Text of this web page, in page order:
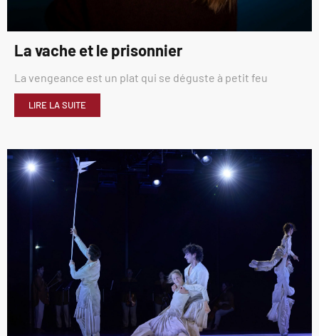
La vache et le prisonnier
La vengeance est un plat qui se déguste à petit feu
LIRE LA SUITE